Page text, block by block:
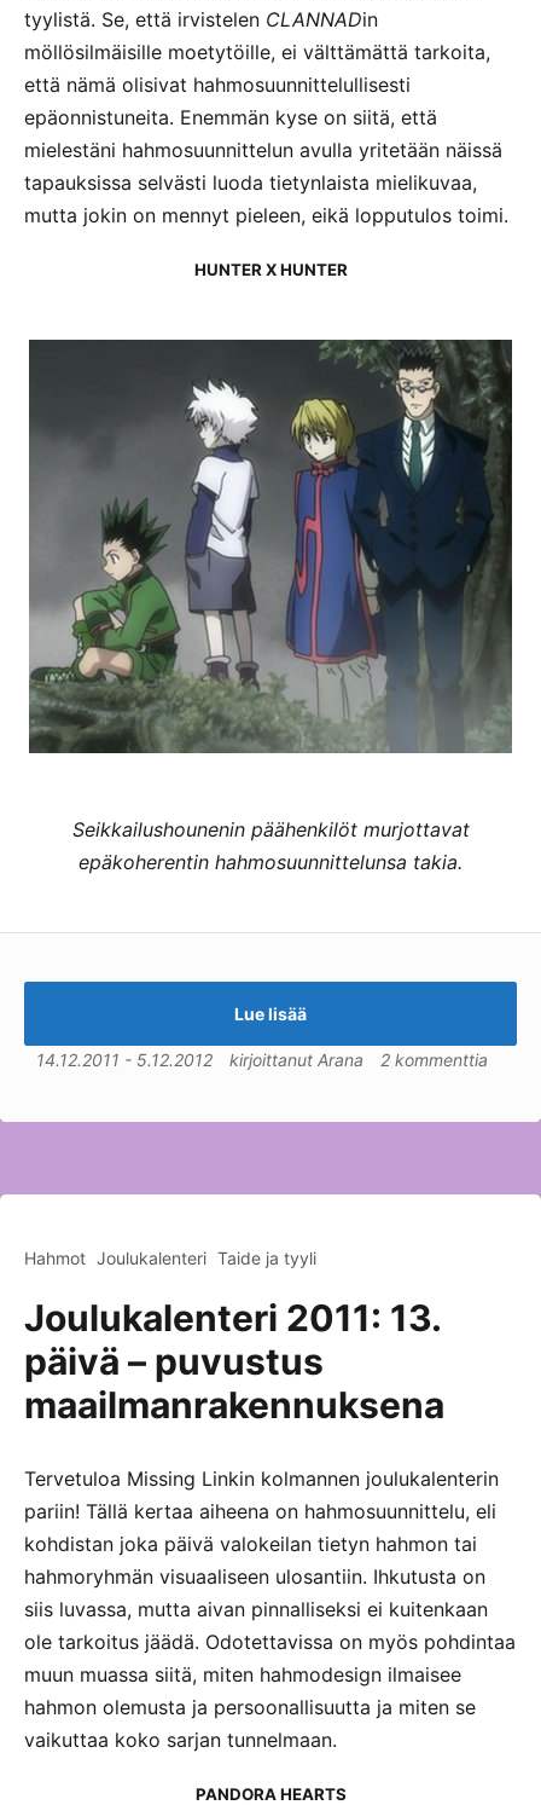
tyylistä. Se, että irvistelen CLANNADin
möllösilmäisille moetytöille, ei välttämättä tarkoita,
että nämä olisivat hahmosuunnittelullisesti
epäonnistuneita. Enemmän kyse on siitä, että
mielestäni hahmosuunnittelun avulla yritetään näissä
tapauksissa selvästi luoda tietynlaista mielikuvaa,
mutta jokin on mennyt pieleen, eikä lopputulos toimi.
HUNTER X HUNTER
Seikkailushounenin päähenkilöt murjottavat
epäkoherentin hahmosuunnittelunsa takia.
Lue lisää
14.12.2011 - 5.12.2012 kirjoittanut Arana 2 kommenttia
Hahmot Joulukalenteri Taide ja tyyli
Joulukalenteri 2011: 13.
päivä – puvustus
maailmanrakennuksena
Tervetuloa Missing Linkin kolmannen joulukalenterin
pariin! Tällä kertaa aiheena on hahmosuunnittelu, eli
kohdistan joka päivä valokeilan tietyn hahmon tai
hahmoryhmän visuaaliseen ulosantiin. Ihkutusta on
siis luvassa, mutta aivan pinnalliseksi ei kuitenkaan
ole tarkoitus jäädä. Odotettavissa on myös pohdintaa
muun muassa siitä, miten hahmodesign ilmaisee
hahmon olemusta ja persoonallisuutta ja miten se
vaikuttaa koko sarjan tunnelmaan.
PANDORA HEARTS